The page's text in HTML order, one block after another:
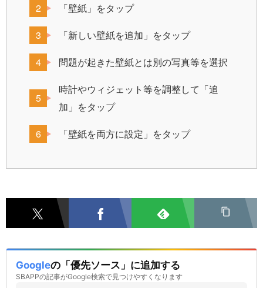
「壁紙」をタップ
「新しい壁紙を追加」をタップ
問題が起きた壁紙とは別の写真等を選択
時計やウィジェット等を調整して「追
加」をタップ
「壁紙を両方に設定」をタップ
Googleの「優先ソース」に追加する
SBAPPの記事がGoogle検索で見つけやすくなります